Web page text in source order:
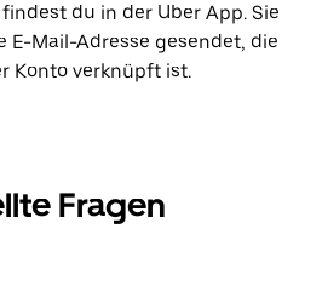
du in der Uber App. Sie
E-Mail-Adresse gesendet, die
Konto verknüpft ist.
Fragen